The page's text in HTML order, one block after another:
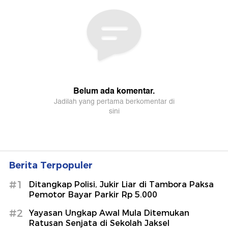
Berita Terpopuler
#1
Ditangkap Polisi, Jukir Liar di Tambora Paksa
Pemotor Bayar Parkir Rp 5.000
#2
Yayasan Ungkap Awal Mula Ditemukan
Ratusan Senjata di Sekolah Jaksel